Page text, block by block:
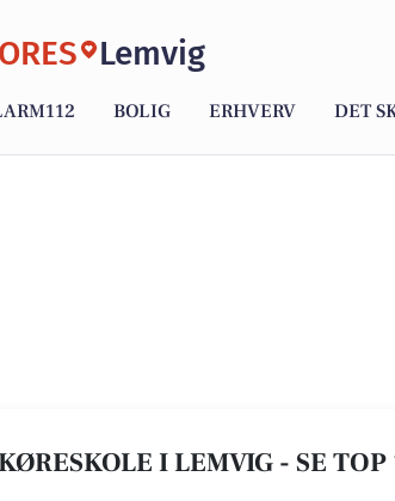
Lemvig
BOLIG ERHVERV DET
I LEMVIG - SE